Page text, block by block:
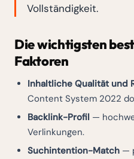
Vollständigkeit.
Die wichtigsten
Faktoren
Inhaltliche Qualität und
Content System 2022
Backlink-Profil —
Verlinkungen.
Suchintention-Match —